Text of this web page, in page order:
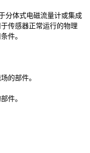
分体式电磁流量计或集成
传感器正常运行的物理
件。
的部件。
件。